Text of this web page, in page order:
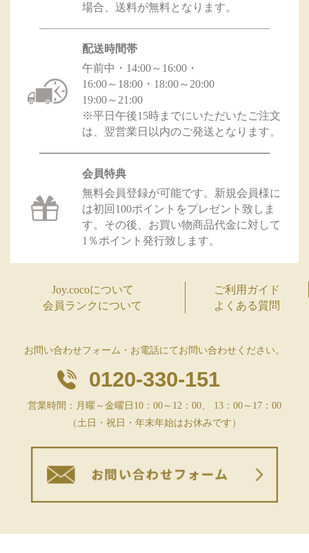
場合、送料が無料となります。
配送時間帯
午前中・14:00～16:00・
16:00～18:00・18:00～20:00
19:00～21:00
※平日午後15時までにいただいたご注文
は、翌営業日以内のご発送となります。
会員特典
無料会員登録が可能です。新規会員様に
は初回100ポイントをプレゼント致しま
す。その後、お買い物商品代金に対して
1％ポイント発行致します。
Joy.cocoについて
ご利用ガイド
会員ランクについて
よくある質問
お問い合わせフォーム・お電話にてお問い合わせください。
0120-330-151
営業時間：月曜～金曜日10：00～12：00、 13：00～17：00
（土日・祝日・年末年始はお休みです）